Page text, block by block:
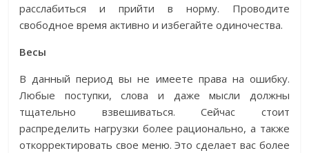
расслабиться и прийти в норму. Проводите
свободное время активно и избегайте одиночества.
Весы
В данный период вы не имеете права на ошибку.
Любые поступки, слова и даже мысли должны
тщательно взвешиваться. Сейчас стоит
распределить нагрузки более рационально, а также
откорректировать свое меню. Это сделает вас более